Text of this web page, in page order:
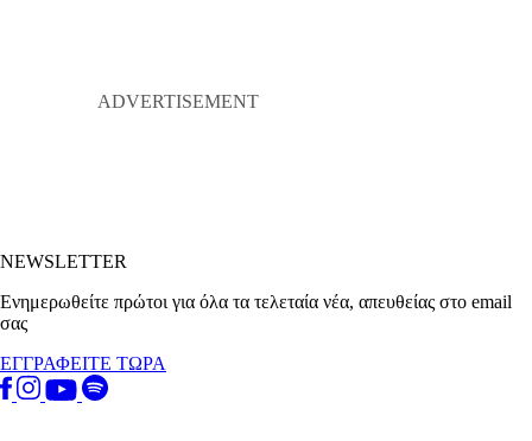
NEWSLETTER
Ενημερωθείτε πρώτοι για όλα τα τελεταία νέα, απευθείας στο email
σας
ΕΓΓΡΑΦΕΙΤΕ ΤΩΡΑ